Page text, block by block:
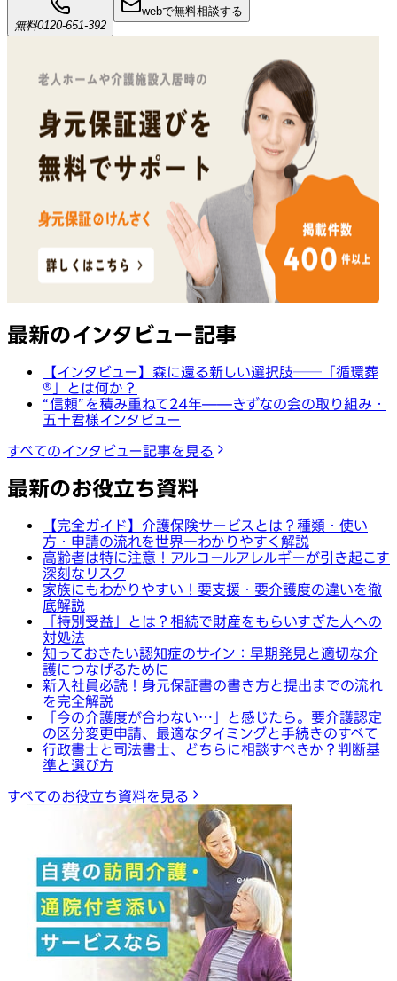
無料0120-651-392
webで無料相談する
最新のインタビュー記事
【インタビュー】森に還る新しい選択肢──「循環葬
®︎」とは何か？
“信頼”を積み重ねて24年——きずなの会の取り組み・
五十君様インタビュー
すべてのインタビュー記事を見る
最新のお役立ち資料
【完全ガイド】介護保険サービスとは？種類・使い
方・申請の流れを世界一わかりやすく解説
高齢者は特に注意！アルコールアレルギーが引き起こす
深刻なリスク
家族にもわかりやすい！要支援・要介護度の違いを徹
底解説
「特別受益」とは？相続で財産をもらいすぎた人への
対処法
知っておきたい認知症のサイン：早期発見と適切な介
護につなげるために
新入社員必読！身元保証書の書き方と提出までの流れ
を完全解説
「今の介護度が合わない…」と感じたら。要介護認定
の区分変更申請、最適なタイミングと手続きのすべて
行政書士と司法書士、どちらに相談すべきか？判断基
準と選び方
すべてのお役立ち資料を見る